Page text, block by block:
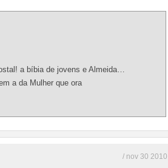
a bíbia de jovens e Almeida…
a da Mulher que ora
/ nov 30 2010